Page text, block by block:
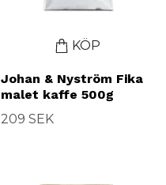
KÖP
Johan & Nyström Fika
malet kaffe 500g
209 SEK